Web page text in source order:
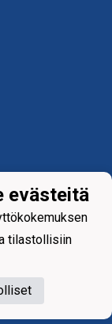
evästeitä
tilastollisiin